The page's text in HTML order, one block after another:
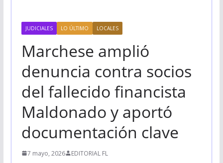
JUDICIALES LO ÚLTIMO LOCALES
Marchese amplió
denuncia contra socios
del fallecido financista
Maldonado y aportó
documentación clave
7 mayo, 2026 EDITORIAL FL